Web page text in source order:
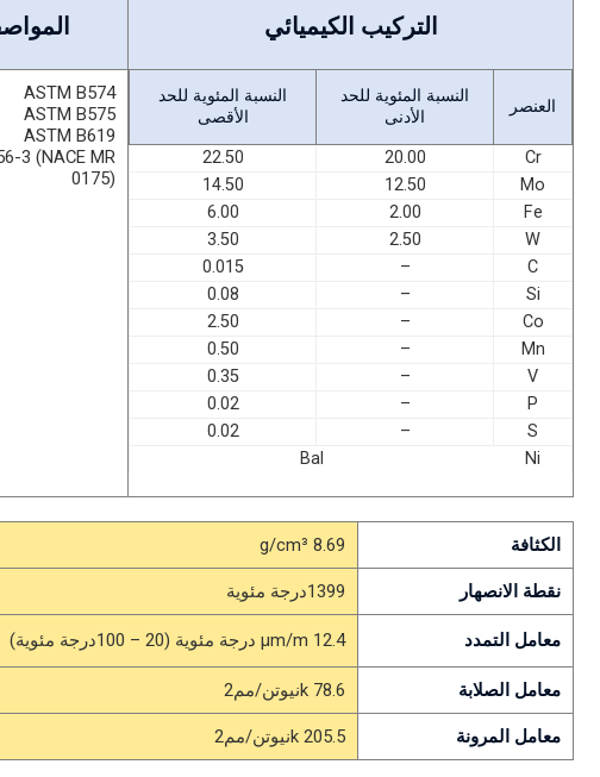
التركيب الكيميائي
العنصر
النسبة المئوية للحد
الأدنى
النسبة المئوية للحد
الأقصى
Cr
20.00
22.50
Mo
12.50
14.50
Fe
2.00
6.00
W
2.50
3.50
C
–
0.015
Si
–
0.08
Co
–
2.50
Mn
–
0.50
V
–
0.35
P
–
0.02
S
–
0.02
Ni
Bal
ASTM B574
ASTM B575
ASTM B619
3 (NACE MR
0175)
الكثافة 8.69 g/cm³
نقطة الانصهار 1399درجة مئوية
معامل التمدد 12.4 μm/m درجة مئوية (20 – 100درجة مئوية)
معامل الصلابة 78.6 kنيوتن/مم2
معامل المرونة 205.5 kنيوتن/مم2